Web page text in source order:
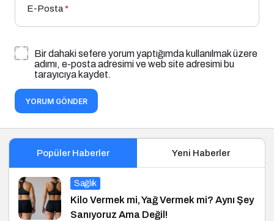
E-Posta*
Bir dahaki sefere yorum yaptığımda kullanılmak üzere
adımı, e-posta adresimi ve web site adresimi bu
tarayıcıya kaydet.
YORUM GÖNDER
Popüler Haberler Yeni Haberler
Sağlık
Kilo Vermek mi, Yağ Vermek mi? Aynı Şey
Sanıyoruz Ama Değil!